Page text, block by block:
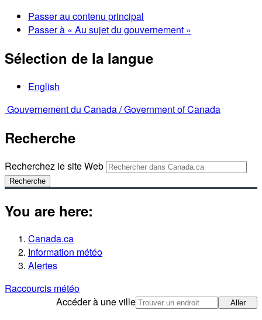
Passer au contenu principal
Passer à « Au sujet du gouvernement »
Sélection de la langue
English
Gouvernement du Canada /Government of Canada
Recherche
Recherchez le site Web
Recherche
You are here:
Canada.ca
Information météo
Alertes
Raccourcis météo
Accéder à une ville
Aller